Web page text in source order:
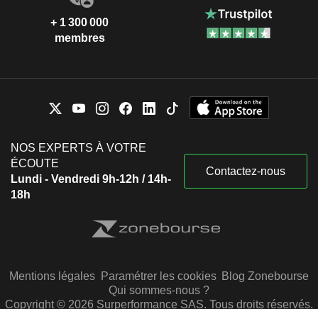
+ 1 300 000
membres
NOS EXPERTS À VOTRE
ÉCOUTE
Lundi - Vendredi 9h-12h / 14h-
18h
Contactez-nous
Mentions légales Paramétrer les cookies Blog Zonebourse
Qui sommes-nous ?
Copyright © 2026 Surperformance SAS. Tous droits réservés.